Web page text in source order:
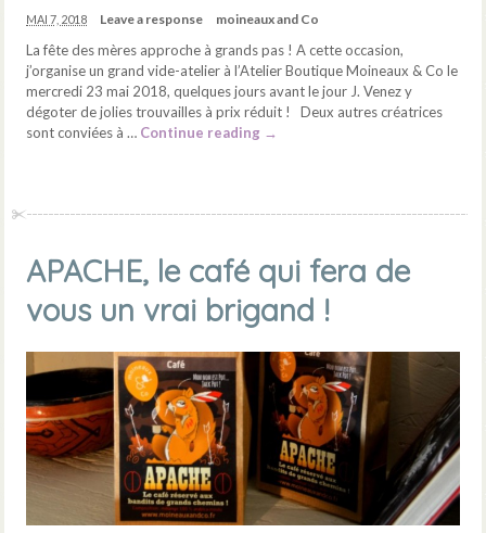
MAI 7, 2018 Leave a response moineaux and Co
La fête des mères approche à grands pas ! A cette occasion,
j’organise un grand vide-atelier à l’Atelier Boutique Moineaux & Co le
mercredi 23 mai 2018, quelques jours avant le jour J. Venez y
dégoter de jolies trouvailles à prix réduit ! Deux autres créatrices
sont conviées à … Continue reading →
APACHE, le café qui fera de
vous un vrai brigand !